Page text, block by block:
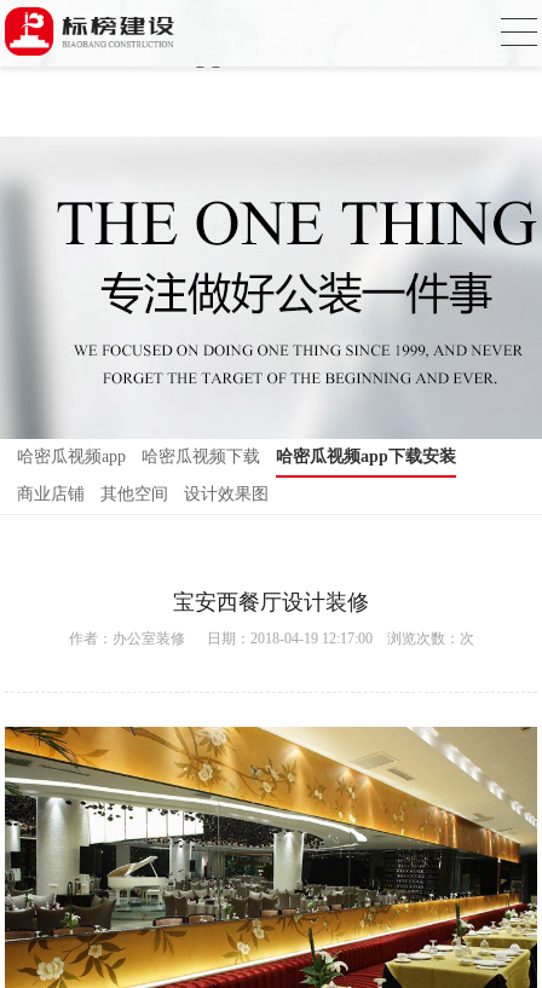
哈密瓜视频,哈密瓜视频app,哈密瓜视频下
载,哈密瓜视频app下载安装
哈密瓜视频app 哈密瓜视频下载 哈密瓜视频app下载安装
商业店铺 其他空间 设计效果图
宝安西餐厅设计装修
作者： 办公室装修 日期：2018-04-19 12:17:00 浏览次数： 次